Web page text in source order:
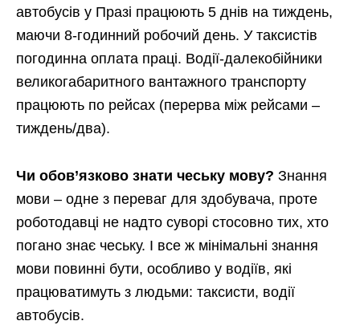
автобусів у Празі працюють 5 днів на тиждень,
маючи 8-годинний робочий день. У таксистів
погодинна оплата праці. Водії-далекобійники
великогабаритного вантажного транспорту
працюють по рейсах (перерва між рейсами –
тиждень/два).
Чи обов’язково знати чеську мову? Знання
мови – одне з переваг для здобувача, проте
роботодавці не надто суворі стосовно тих, хто
погано знає чеську. І все ж мінімальні знання
мови повинні бути, особливо у водіїв, які
працюватимуть з людьми: таксисти, водії
автобусів.